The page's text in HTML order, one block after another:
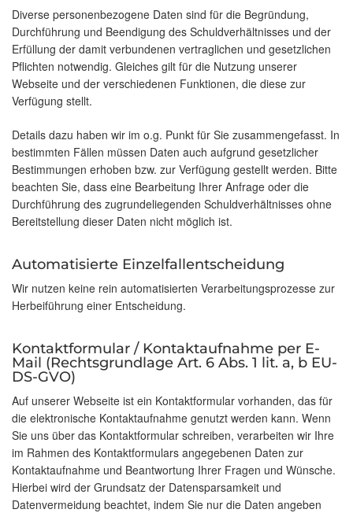
Diverse personenbezogene Daten sind für die Begründung,
Durchführung und Beendigung des Schuldverhältnisses und der
Erfüllung der damit verbundenen vertraglichen und gesetzlichen
Pflichten notwendig. Gleiches gilt für die Nutzung unserer
Webseite und der verschiedenen Funktionen, die diese zur
Verfügung stellt.
Details dazu haben wir im o.g. Punkt für Sie zusammengefasst. In
bestimmten Fällen müssen Daten auch aufgrund gesetzlicher
Bestimmungen erhoben bzw. zur Verfügung gestellt werden. Bitte
beachten Sie, dass eine Bearbeitung Ihrer Anfrage oder die
Durchführung des zugrundeliegenden Schuldverhältnisses ohne
Bereitstellung dieser Daten nicht möglich ist.
Automatisierte Einzelfallentscheidung
Wir nutzen keine rein automatisierten Verarbeitungsprozesse zur
Herbeiführung einer Entscheidung.
Kontaktformular / Kontaktaufnahme per E-
Mail (Rechtsgrundlage Art. 6 Abs. 1 lit. a, b EU-
DS-GVO)
Auf unserer Webseite ist ein Kontaktformular vorhanden, das für
die elektronische Kontaktaufnahme genutzt werden kann. Wenn
Sie uns über das Kontaktformular schreiben, verarbeiten wir Ihre
im Rahmen des Kontaktformulars angegebenen Daten zur
Kontaktaufnahme und Beantwortung Ihrer Fragen und Wünsche.
Hierbei wird der Grundsatz der Datensparsamkeit und
Datenvermeidung beachtet, indem Sie nur die Daten angeben